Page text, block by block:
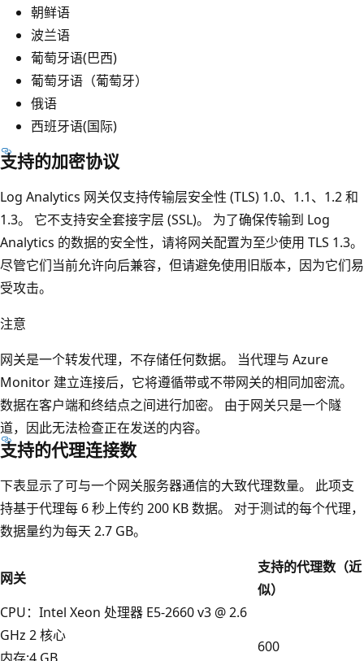
朝鲜语
波兰语
葡萄牙语(巴西)
葡萄牙语（葡萄牙）
俄语
西班牙语(国际)
支持的加密协议
Log Analytics 网关仅支持传输层安全性 (TLS) 1.0、1.1、1.2 和
1.3。 它不支持安全套接字层 (SSL)。 为了确保传输到 Log
Analytics 的数据的安全性，请将网关配置为至少使用 TLS 1.3。
尽管它们当前允许向后兼容，但请避免使用旧版本，因为它们易
受攻击。
注意
网关是一个转发代理，不存储任何数据。 当代理与 Azure
Monitor 建立连接后，它将遵循带或不带网关的相同加密流。
数据在客户端和终结点之间进行加密。 由于网关只是一个隧
道，因此无法检查正在发送的内容。
支持的代理连接数
下表显示了可与一个网关服务器通信的大致代理数量。 此项支
持基于代理每 6 秒上传约 200 KB 数据。 对于测试的每个代理，
数据量约为每天 2.7 GB。
网关
支持的代理数（近
似）
CPU：Intel Xeon 处理器 E5-2660 v3 @ 2.6
GHz 2 核心
600